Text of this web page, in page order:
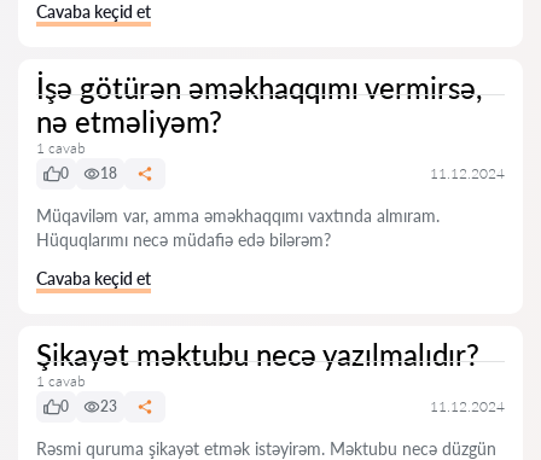
Cavaba keçid et
İşə götürən əməkhaqqımı vermirsə,
nə etməliyəm?
1 cavab
0
18 11.12.2024
Müqaviləm var, amma əməkhaqqımı vaxtında almıram.
Hüquqlarımı necə müdafiə edə bilərəm?
Cavaba keçid et
Şikayət məktubu necə yazılmalıdır?
1 cavab
0
23 11.12.2024
Rəsmi quruma şikayət etmək istəyirəm. Məktubu necə düzgün